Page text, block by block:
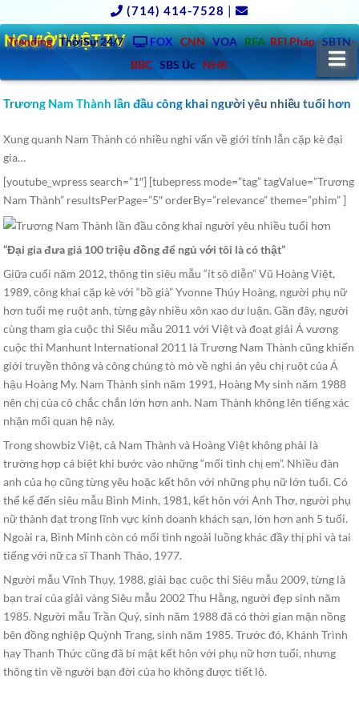
(714) 414-7528 |
Trending ThờiSự 24/7 FOX CNN VOA RFA RFI Pháp SBTN
BBC SBS Úc NHK
NGƯỜIVIỆT.TV
Trương Nam Thành lần đầu công khai người yêu nhiều tuổi hơn
Xung quanh Nam Thành có nhiều nghi vấn về giới tính lẫn cặp kè đại
gia…
[youtube_wpress search=”1″] [tubepress mode=”tag” tagValue=”Trương
Nam Thành” resultsPerPage=”5″ orderBy=”relevance” theme=”phim” ]
“Đại gia đưa giá 100 triệu đồng để ngủ với tôi là có thật”
Giữa cuối năm 2012, thông tin siêu mẫu “ít sô diễn” Vũ Hoàng Việt,
1989, công khai cặp kè với “bồ già” Yvonne Thúy Hoàng, người phụ nữ
hơn tuổi mẹ ruột anh, từng gây nhiều xôn xao dư luận. Gần đây, người
cùng tham gia cuộc thi Siêu mẫu 2011 với Việt và đoạt giải Á vương
cuộc thi Manhunt International 2011 là Trương Nam Thành cũng khiến
giới truyền thông và công chúng tò mò về nghi án yêu chị ruột của Á
hậu Hoàng My. Nam Thành sinh năm 1991, Hoàng My sinh năm 1988
nên chị của cô chắc chắn lớn hơn anh. Nam Thành không lên tiếng xác
nhận mối quan hệ này.
Trong showbiz Việt, cả Nam Thành và Hoàng Việt không phải là
trường hợp cá biệt khi bước vào những “mối tình chị em”. Nhiều đàn
anh của họ cũng từng yêu hoặc kết hôn với những phụ nữ lớn tuổi. Có
thể kể đến siêu mẫu Bình Minh, 1981, kết hôn với Anh Thơ, người phụ
nữ thành đạt trong lĩnh vực kinh doanh khách sạn, lớn hơn anh 5 tuổi.
Ngoài ra, Bình Minh còn có mối tình ngoài luồng khác đầy thị phi và tai
tiếng với nữ ca sĩ Thanh Thảo, 1977.
Người mẫu Vĩnh Thụy, 1988, giải bạc cuộc thi Siêu mẫu 2009, từng là
bạn trai của giải vàng Siêu mẫu 2002 Thu Hằng, người đẹp sinh năm
1985. Người mẫu Trần Quý, sinh năm 1988 đã có thời gian mặn nồng
bên đồng nghiệp Quỳnh Trang, sinh năm 1985. Trước đó, Khánh Trình
hay Thanh Thức cũng đã bí mật kết hôn với phụ nữ hơn tuổi, nhưng
thông tin về người bạn đời của họ không được tiết lộ.